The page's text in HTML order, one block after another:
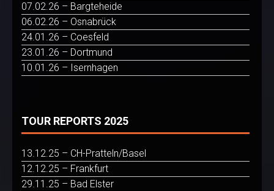
07.02.26 – Bargteheide
06.02.26 – Osnabrück
24.01.26 – Coesfeld
23.01.26 – Dortmund
10.01.26 – Isernhagen
TOUR REPORTS 2025
13.12.25 – CH-Pratteln/Basel
12.12.25 – Frankfurt
29.11.25 – Bad Elster